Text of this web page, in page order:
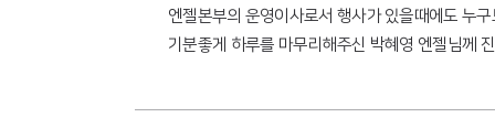
엔젤본부의 운영이사로서 행사가 있을때에도 누
기분좋게 하루를 마무리해주신 박혜영 엔젤님께